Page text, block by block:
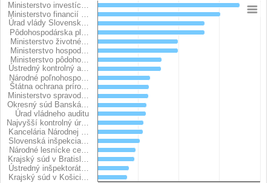
Chart
Bar chart with 20 bars.
View as data table, Chart
The chart has 1 X axis displaying categories.
The chart has 1 Y axis displaying users. Data ranges from 181
Ministerstvo investíc…
Ministerstvo financií …
Úrad vlády Slovensk…
Pôdohospodárska pl…
Ministerstvo životné…
Ministerstvo hospod…
Ministerstvo pôdoho…
Ústredný kontrolný a…
Národné poľnohospo…
Štátna ochrana príro…
Ministerstvo spravod…
Okresný súd Banská…
Úrad vládneho auditu
Najvyšší kontrolný úr…
Kancelária Národnej …
Slovenská inšpekcia…
Národné lesnícke ce…
Krajský súd v Bratisl…
Ústredný inšpektorát…
Krajský súd v Košici…